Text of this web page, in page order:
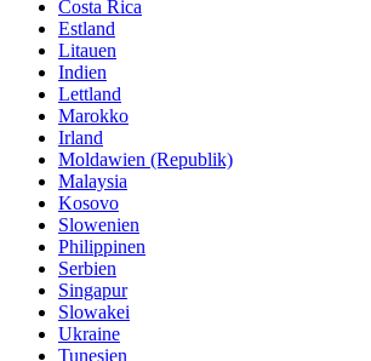
Costa Rica
Estland
Litauen
Indien
Lettland
Marokko
Irland
Moldawien (Republik)
Malaysia
Kosovo
Slowenien
Philippinen
Serbien
Singapur
Slowakei
Ukraine
Tunesien